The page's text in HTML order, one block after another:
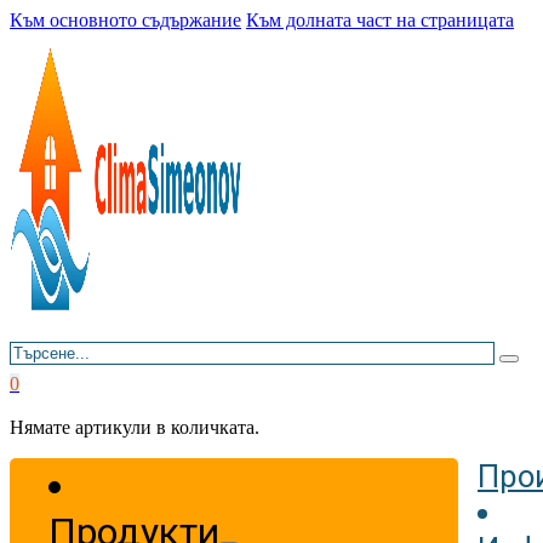
Към основното съдържание Към долната част на страницата
Търсене
0
Нямате артикули в количката.
Продукти